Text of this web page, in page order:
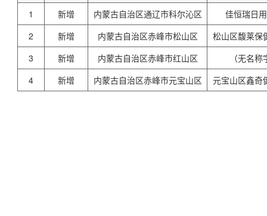
1
新增 内蒙古自治区通辽市科尔沁区
佳恒瑞日
2
新增 内蒙古自治区赤峰市松山区
松山区馥莱保
3
新增 内蒙古自治区赤峰市红山区
（无名
4
新增 内蒙古自治区赤峰市元宝山区 元宝山区鑫奇